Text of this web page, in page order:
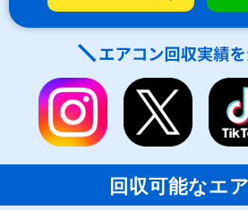
回収可能なエ